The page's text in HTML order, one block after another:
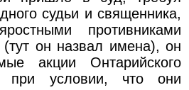
судьи и священника,
противниками
(тут он назвал имена), он
акции Онтарийского
при условии, что они